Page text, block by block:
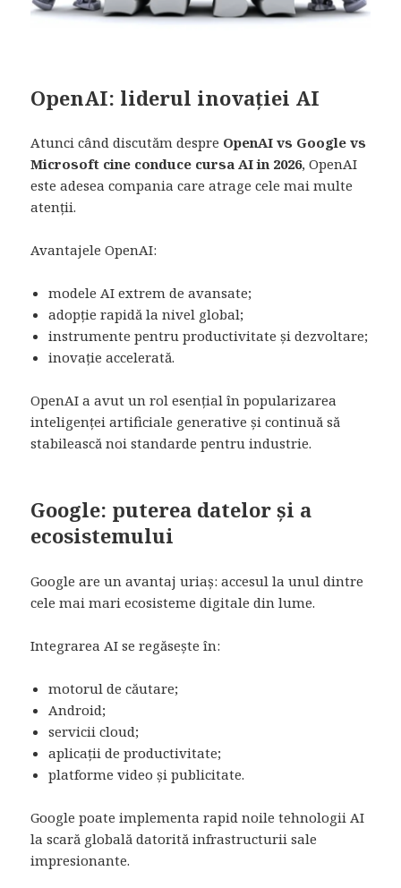
OpenAI: liderul inovației AI
Atunci când discutăm despre OpenAI vs Google vs
Microsoft cine conduce cursa AI in 2026, OpenAI
este adesea compania care atrage cele mai multe
atenții.
Avantajele OpenAI:
modele AI extrem de avansate;
adopție rapidă la nivel global;
instrumente pentru productivitate și dezvoltare;
inovație accelerată.
OpenAI a avut un rol esențial în popularizarea
inteligenței artificiale generative și continuă să
stabilească noi standarde pentru industrie.
Google: puterea datelor și a
ecosistemului
Google are un avantaj uriaș: accesul la unul dintre
cele mai mari ecosisteme digitale din lume.
Integrarea AI se regăsește în:
motorul de căutare;
Android;
servicii cloud;
aplicații de productivitate;
platforme video și publicitate.
Google poate implementa rapid noile tehnologii AI
la scară globală datorită infrastructurii sale
impresionante.